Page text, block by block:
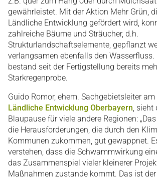
gewährleistet. Mit der Aktion Mehr Grün,
Ländliche Entwicklung gefördert wird,
zahlreiche Bäume und Sträucher, d.h.
Strukturlandschaftselemente, gepflanzt
verlangsamen ebenfalls den
bestand seit der Fertigstellung bereits
Starkregenprobe.
Guido Romor, ehem. Sachgebietsleiter am
Ländliche Entwicklung Oberbayern ,
Blaupause für viele andere Regionen:
die Herausforderungen, die durch den
Kommunen zukommen, gut gewappnet.
verstehen, dass die Schwammwirkung
das Zusammenspiel vieler kleinerer
Maßnahmen zustande kommt. Das ist